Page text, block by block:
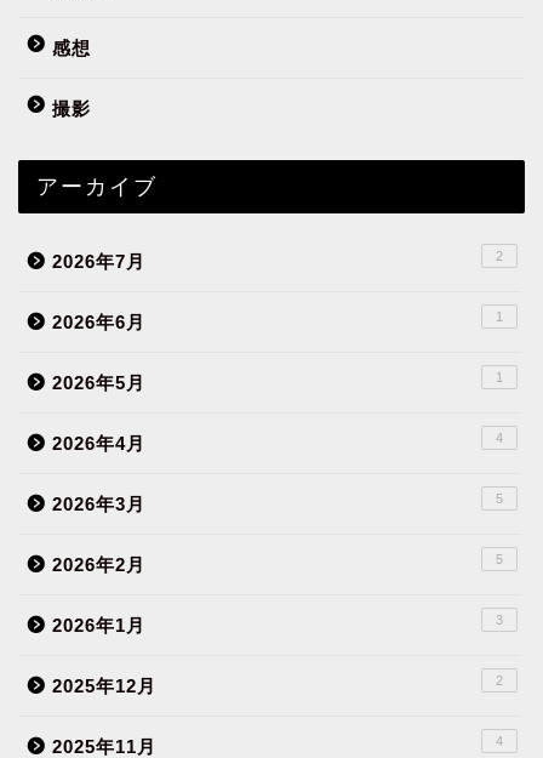
感想
撮影
アーカイブ
2026年7月 2
2026年6月 1
2026年5月 1
2026年4月 4
2026年3月 5
2026年2月 5
2026年1月 3
2025年12月 2
2025年11月 4